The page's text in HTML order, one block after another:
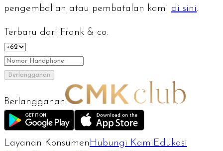
pengembalian atau pembatalan kami di sini.
Terbaru dari Frank & co.
Berlangganan
Berlangganan
Layanan Konsumen Hubungi Kami Edukasi